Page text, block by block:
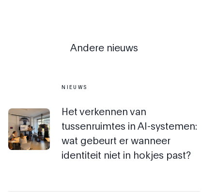
Andere nieuws
NIEUWS
Het verkennen van
tussenruimtes in AI-systemen:
wat gebeurt er wanneer
identiteit niet in hokjes past?